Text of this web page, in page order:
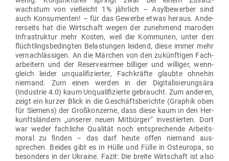
wachstum von viel­leicht 1% jährlich – Asyl­be­werber sind
auch Kon­su­menten! – für das Gewerbe etwas heraus. Ande­
rer­seits hat die Wirt­schaft wegen der zunehmend maroden
Infra­struktur mehr Kosten, weil die Kom­munen, unter den
flücht­lings­be­dingten Belas­tungen leidend, diese immer mehr
ver­nach­läs­sigen. An die Märchen von den zukünf­tigen Fach­
ar­beitern und der Reser­ve­armee bil­liger und wil­liger, wenn­
gleich leider unqua­li­fi­zierter, Fach­kräfte glaubte ohnehin
niemand. Zum einen werden in der Digi­ta­li­sie­rungsära
(Industrie 4.0) kaum Unqua­li­fi­zierte gebraucht. Zum anderen,
zeigt ein kurzer Blick in die Geschäfts­be­richte (Graphik oben
für Siemens) der Groß­kon­zerne, dass diese kaum in den Her­
kunfts­ländern „unserer neuen Mit­bürger“ inves­tierten. Dort
war weder fach­liche Qua­lität noch ent­spre­chende Arbeits­
moral zu finden – das darf heute offen niemand aus­
sprechen. Beides gibt es in Hülle und Fülle in Ost­europa, so
besonders in der Ukraine. Fazit: Die breite Wirt­schaft ist also